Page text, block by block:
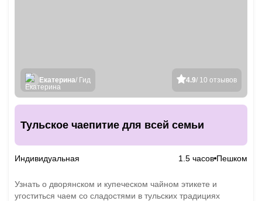
4.9/ 10 отзывов
Екатерина/ Гид
Тульское чаепитие для всей семьи
Индивидуальная 1.5 часов Пешком
Узнать о дворянском и купеческом чайном этикете и
угоститься чаем со сладостями в тульских традициях